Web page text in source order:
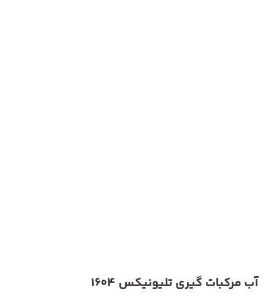
آب مرکبات گیری تلیونیکس 1604